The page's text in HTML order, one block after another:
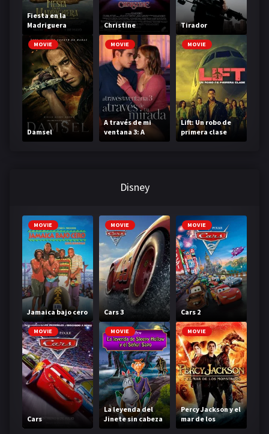
Fiesta en la
Madriguera
Christine Tirador
MOVIE
Damsel
MOVIE
A través de mi
ventana 3: A
través de tu
MOVIE
Lift: Un robo de
primera clase
Disney
MOVIE
Jamaica bajo cero
MOVIE
Cars 3
MOVIE
Cars 2
MOVIE
Cars
MOVIE
La leyenda del
Jinete sin cabeza
MOVIE
Percy Jackson y el
mar de los
monstruos